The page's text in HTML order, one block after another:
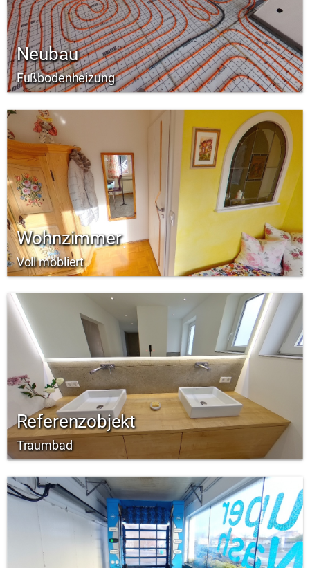
Neubau
Fußbodenheizung
Wohnzimmer
Voll möbliert
Referenzobjekt
Traumbad